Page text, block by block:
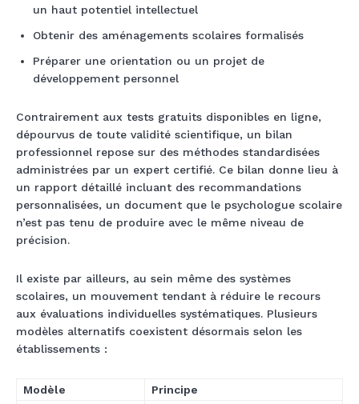
un haut potentiel intellectuel
Obtenir des aménagements scolaires formalisés
Préparer une orientation ou un projet de
développement personnel
Contrairement aux tests gratuits disponibles en ligne,
dépourvus de toute validité scientifique, un bilan
professionnel repose sur des méthodes standardisées
administrées par un expert certifié. Ce bilan donne lieu à
un rapport détaillé incluant des recommandations
personnalisées, un document que le psychologue scolaire
n’est pas tenu de produire avec le même niveau de
précision.
Il existe par ailleurs, au sein même des systèmes
scolaires, un mouvement tendant à réduire le recours
aux évaluations individuelles systématiques. Plusieurs
modèles alternatifs coexistent désormais selon les
établissements :
Modèle Principe